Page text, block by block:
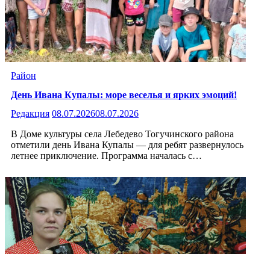
Район
День Ивана Купалы: море веселья и ярких эмоций!
Редакция 08.07.202608.07.2026
В Доме культуры села Лебедево Тогучинского района
отметили день Ивана Купалы — для ребят развернулось
летнее приключение. Программа началась с…